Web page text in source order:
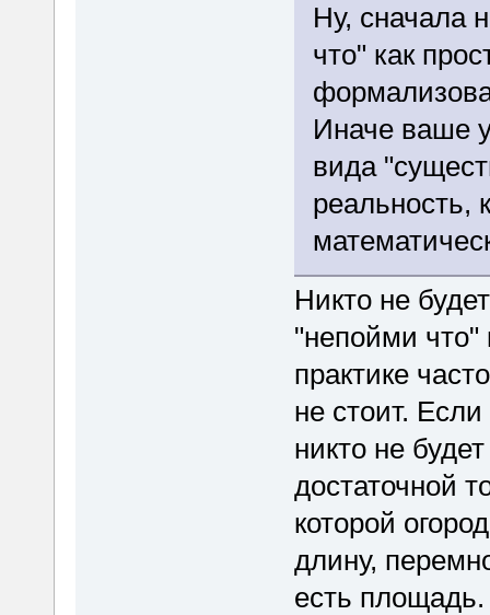
Ну, сначала
что" как
Иначе ваше
вида
реальность,
Никто не
"непойми что"
практике
не стоит.
никто не
достаточной
которой
длину,
есть